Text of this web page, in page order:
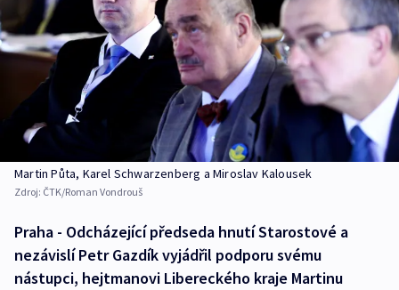
Martin Půta, Karel Schwarzenberg a Miroslav Kalousek
Zdroj: ČTK/Roman Vondrouš
Praha - Odcházející předseda hnutí Starostové a
nezávislí Petr Gazdík vyjádřil podporu svému
nástupci, hejtmanovi Libereckého kraje Martinu